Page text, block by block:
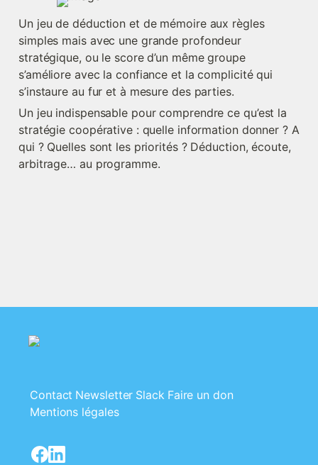
Un jeu de déduction et de mémoire aux règles
simples mais avec une grande profondeur
stratégique, ou le score d’un même groupe
s’améliore avec la confiance et la complicité qui
s’instaure au fur et à mesure des parties.
Un jeu indispensable pour comprendre ce qu’est la
stratégie coopérative : quelle information donner ? A
qui ? Quelles sont les priorités ? Déduction, écoute,
arbitrage… au programme.
Contact Newsletter Slack Faire un don
Mentions légales